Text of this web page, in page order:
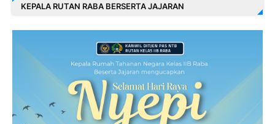
KEPALA RUTAN RABA BERSERTA JAJARAN